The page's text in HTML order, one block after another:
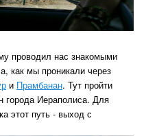
проводил нас знакомыми
как мы проникали через
и Прамбанан. Тут пройти
города Иераполиса. Для
этот путь - выход с